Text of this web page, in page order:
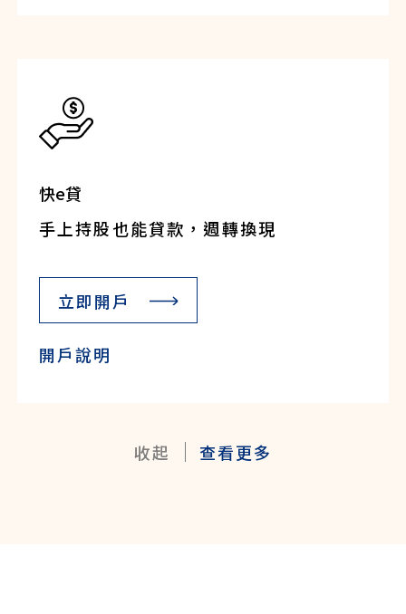
快e貸
手上持股也能貸款，週轉換現
立即開戶
開戶說明
收起 查看更多